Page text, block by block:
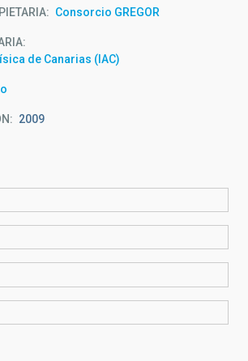
Consorcio GREGOR
de Canarias (IAC)
2009